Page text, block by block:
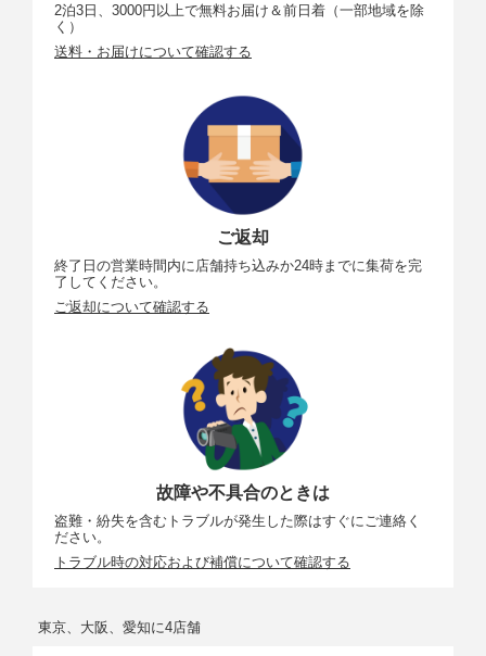
2泊3日、3000円以上で無料お届け＆前日着（一部地域を除
く）
送料・お届けについて確認する
ご返却
終了日の営業時間内に店舗持ち込みか24時までに集荷を完
了してください。
ご返却について確認する
故障や不具合のときは
盗難・紛失を含むトラブルが発生した際はすぐにご連絡く
ださい。
トラブル時の対応および補償について確認する
東京、大阪、愛知に4店舗